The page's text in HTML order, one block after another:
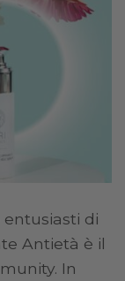
di
Antietà è il
In